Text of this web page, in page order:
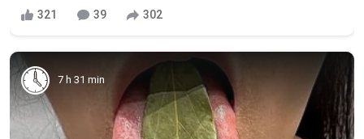
321 39 302
7 h 31 min